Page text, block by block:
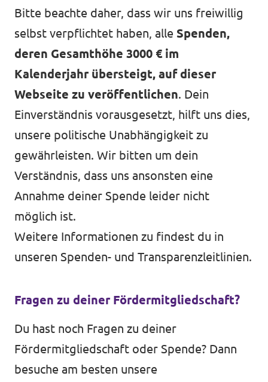
Bitte beachte daher, dass wir uns freiwillig
selbst verpflichtet haben, alle Spenden,
deren Gesamthöhe 3000 € im
Kalenderjahr übersteigt, auf dieser
Webseite zu veröffentlichen. Dein
Einverständnis vorausgesetzt, hilft uns dies,
unsere politische Unabhängigkeit zu
gewährleisten. Wir bitten um dein
Verständnis, dass uns ansonsten eine
Annahme deiner Spende leider nicht
möglich ist.
Weitere Informationen zu findest du in
unseren Spenden- und Transparenzleitlinien.
Fragen zu deiner Fördermitgliedschaft?
Du hast noch Fragen zu deiner
Fördermitgliedschaft oder Spende? Dann
besuche am besten unsere